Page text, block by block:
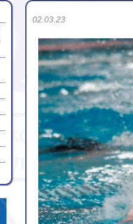
02.03.23